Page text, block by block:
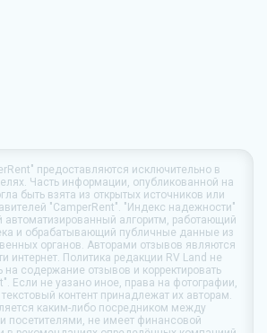
предоставляются исключительно в
Часть информации, опубликованной на
быть взята из открытых источников или
"CamperRent". "Индекс надежности"
автоматизированный алгоритм, работающий
и обрабатывающий публичные данные из
органов. Авторами отзывов являются
интернет. Политика редакции RV Land не
на содержание отзывов и корректировать
Если не уазано иное, права на фотографии,
контент принадлежат их авторам.
каким-либо посредником между
посетителями, не имеет финансовой